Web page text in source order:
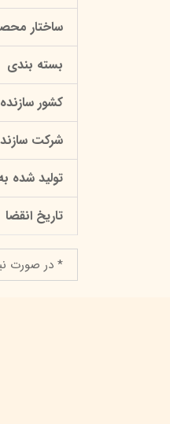
ساختار
بسته بندی
کشور سازنده
شرکت
تولید شده
تاریخ انقضا
* در صورت